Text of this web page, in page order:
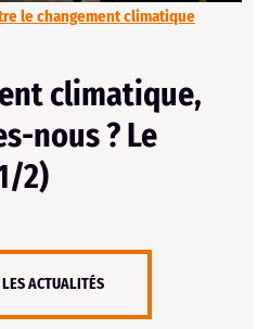
le changement climatique
climatique,
nous ? Le
2)
ACTUALITÉS